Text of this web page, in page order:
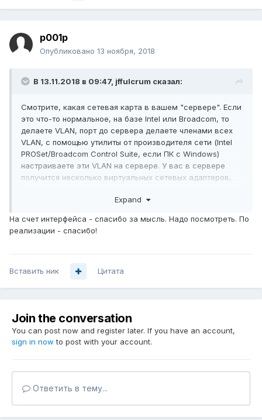
p001p
Опубликовано 13 ноября, 2018
В 13.11.2018 в 09:47, jffulcrum сказал:
Смотрите, какая сетевая карта в вашем "сервере". Если
это что-то нормальное, на базе Intel или Broadcom, то
делаете VLAN, порт до сервера делаете членами всех
VLAN, с помощью утилиты от производителя сети (Intel
PROSet/Broadcom Control Suite, если ПК с Windows)
настраиваете эти VLAN на сервере. У вас в сервере
получится несколько виртуальных сетевых адаптеров,
соответствующих VLAN, благодаря чему сервер будет
Если же в "сервере" типовое гуано вроде Realtek или
систему на устройстве Mikrotik, к которому подключен
на помощь специалиста на месте.
Expand
На счет интерфейса - спасибо за мысль. Надо посмотреть. По
реализации - спасибо!
Вставить ник Цитата
Join the conversation
You can post now and register later. If you have an account,
sign in now to post with your account.
Ответить в тему...